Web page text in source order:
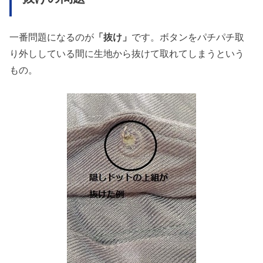
一番問題になるのが 「抜け」 です。ボタンをパチパチ取
り外ししている間に生地から抜けて取れてしまうという
もの。